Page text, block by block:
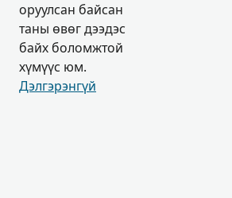
оруулсан байсан
таны өвөг дээдэс
байх боломжтой
хүмүүс юм.
Дэлгэрэнгүй